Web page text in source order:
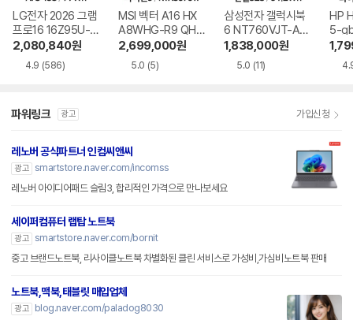
LG전자 2026 그램
프로16 16Z95U-G
S5WK
2,080,840원
4.9 (586)
MSI 벡터 A16 HX
A8WHG-R9 QHD
+
2,699,000원
5.0 (5)
삼성전자 갤럭시북
6 NT760VJT-A51
A
1,838,000원
5.0 (11)
HP
5-
파워링크 광고 가입신청
레노버 공식파트너 인컴씨앤씨
광고 smartstore.naver.com/incomss
레노버 아이디어패드 슬림3, 합리적인 가격으로 만나보세요
세이퍼컴퓨터 랩탑 노트북
광고 smartstore.naver.com/bornit
중고 브랜드노트북, 리사이클노트북 차별화된 클린 서비스로 가성비,가심비노트북 판매
노트북,맥북,태블릿 매입업체
광고
blog.naver.com/paladog8030